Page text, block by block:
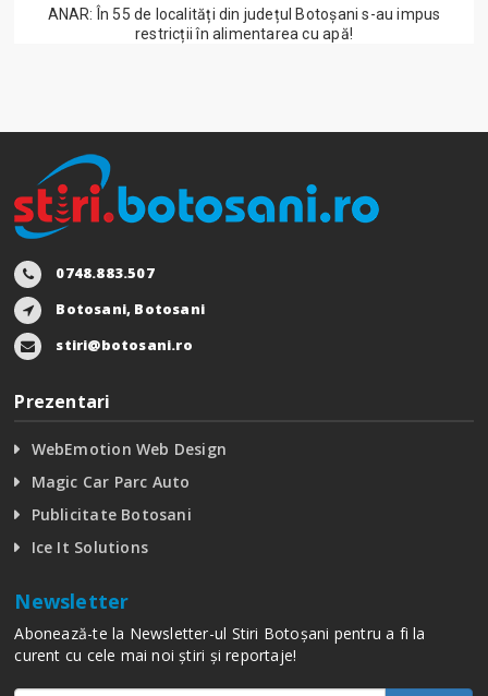
ANAR: În 55 de localități din județul Botoșani s-au impus
restricții în alimentarea cu apă!
0748.883.507
Botosani, Botosani
stiri@botosani.ro
Prezentari
WebEmotion Web Design
Magic Car Parc Auto
Publicitate Botosani
Ice It Solutions
Newsletter
Abonează-te la Newsletter-ul Stiri Botoșani pentru a fi la
curent cu cele mai noi știri și reportaje!